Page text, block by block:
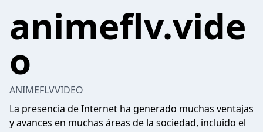
animeflv.vide
o
ANIMEFLVVIDEO
La presencia de Internet ha generado muchas ventajas
y avances en muchas áreas de la sociedad, incluido el